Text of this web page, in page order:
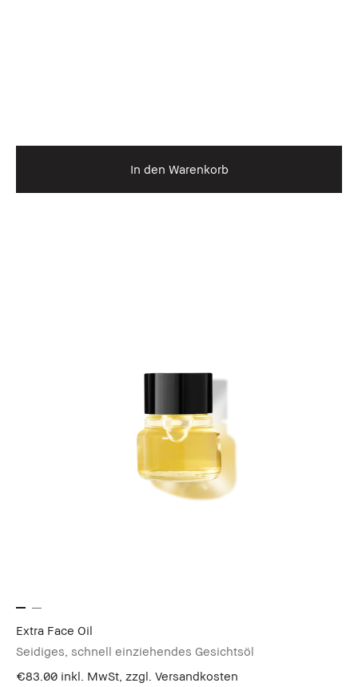
In den Warenkorb
Extra Face Oil
Seidiges, schnell einziehendes Gesichtsöl
€83.00 inkl. MwSt, zzgl. Versandkosten